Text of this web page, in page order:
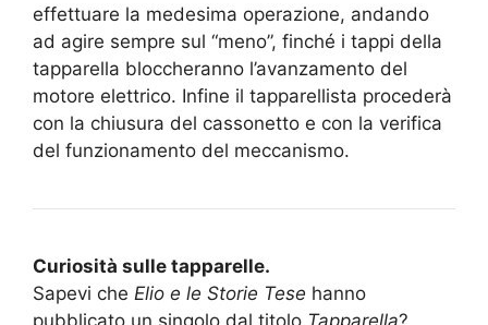
effettuare la medesima operazione, andando
ad agire sempre sul “meno”, finché i tappi della
tapparella bloccheranno l’avanzamento del
motore elettrico. Infine il tapparellista procederà
con la chiusura del cassonetto e con la verifica
del funzionamento del meccanismo.
Curiosità sulle tapparelle.
Sapevi che Elio e le Storie Tese hanno